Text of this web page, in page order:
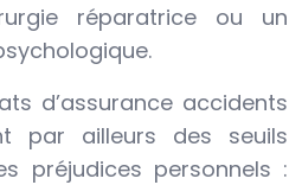
réparatrice ou un
d’assurance accidents
par ailleurs des seuils
préjudices personnels :